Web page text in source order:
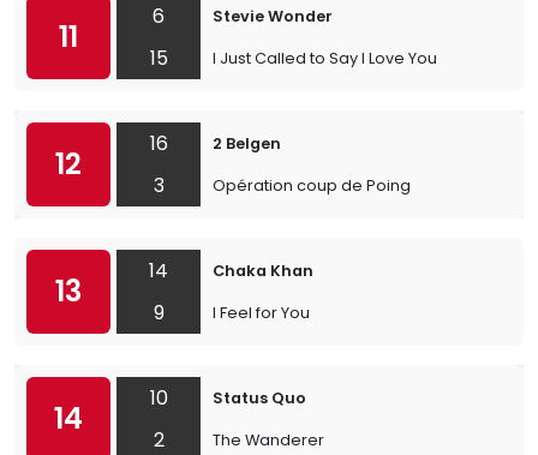
11
6
15
Stevie Wonder
I Just Called to Say I Love You
12
16
3
2 Belgen
Opération coup de Poing
13
14
9
Chaka Khan
I Feel for You
14
10
2
Status Quo
The Wanderer